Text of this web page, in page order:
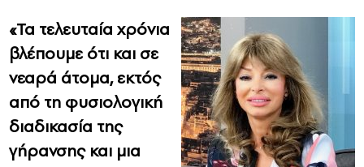
«Τα τελευταία χρόνια
βλέπουμε ότι και σε
νεαρά άτομα, εκτός
από τη φυσιολογική
διαδικασία της
γήρανσης και μια